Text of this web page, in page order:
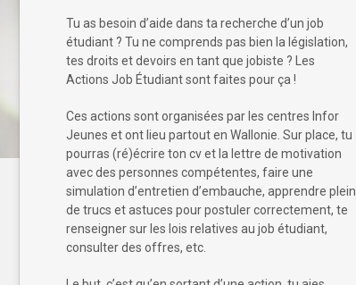
Tu as besoin d’aide dans ta recherche d’un job
étudiant ? Tu ne comprends pas bien la législation,
tes droits et devoirs en tant que jobiste ? Les
Actions Job Étudiant sont faites pour ça !
Ces actions sont organisées par les centres Infor
Jeunes et ont lieu partout en Wallonie. Sur place, tu
pourras (ré)écrire ton cv et la lettre de motivation
avec des personnes compétentes, faire une
simulation d’entretien d’embauche, apprendre plein
de trucs et astuces pour postuler correctement, te
renseigner sur les lois relatives au job étudiant,
consulter des offres, etc.